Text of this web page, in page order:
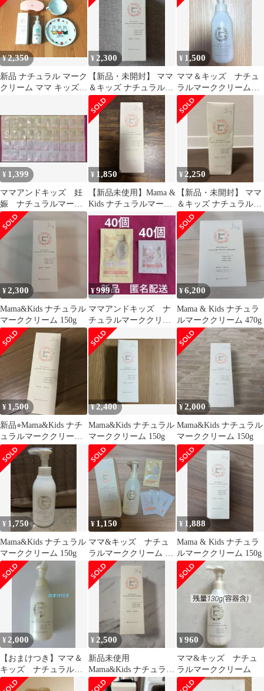
¥2,350
新品 ナチュラル マーク
クリーム ママ キッズ
¥ 2,300
【新品・未開封】 ママ
＆キッズ ナチュラルマ
ーククリーム 150g
¥ 1,500
ママ＆キッズ ナチュ
ラルマーククリーム
150g
¥ 1,399
ママアンドキッズ 妊
娠 ナチュラルマーク
クリーム60個 ニプル
ベール60個
¥ 1,850
【新品未使用】Mama &
Kids ナチュラルマーク
クリーム 150g
¥ 2,250
【新品・未開封】 ママ
＆キッズ ナチュラルマ
ーククリーム 150g
¥2,300
Mama&Kids ナチュラル
マーククリーム 150g
¥999
ママアンドキッズ ナ
チュラルマーククリー
ム 妊娠ケアクリーム
ニプルベール
¥6,200
Mama & Kids ナチュラ
ルマーククリーム 470g
¥ 1,500
新品⭐︎Mama&Kids ナチ
ュラルマーククリーム
150g
¥2,400
Mama&Kids ナチュラル
マーククリーム 150g
¥2,000
Mama&Kids ナチュラル
マーククリーム 150g
¥ 1,750
Mama&Kids ナチュラル
マーククリーム 150g
¥ 1,150
ママ&キッズ ナチュ
ラルマーククリーム 残
量2/3 妊娠線
mama&kids
¥ 1,888
Mama & Kids ナチュラ
ルマーククリーム 150g
¥ 2,000
【おまけつき】ママ＆
キッズ ナチュラルマ
ーククリーム 150g
¥ 2,500
新品未使用
Mama&Kids ナチュラル
マーククリーム 150g
¥960
ママ&キッズ ナチュ
ラルマーククリーム